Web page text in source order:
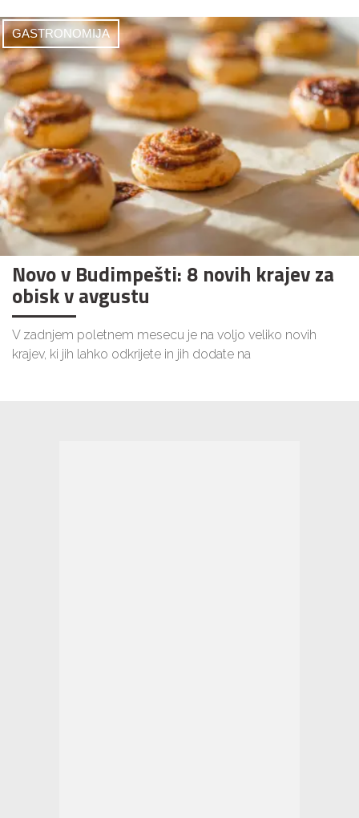
GASTRONOMIJA
Novo v Budimpešti: 8 novih krajev za
obisk v avgustu
V zadnjem poletnem mesecu je na voljo veliko novih
krajev, ki jih lahko odkrijete in jih dodate na